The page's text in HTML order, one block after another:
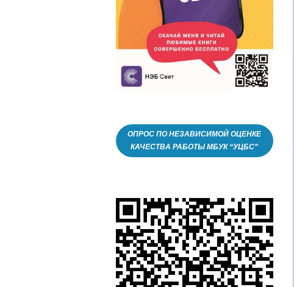
ОПРОС ПО НЕЗАВИСИМОЙ ОЦЕНКЕ
КАЧЕСТВА РАБОТЫ МБУК “УЦБС”